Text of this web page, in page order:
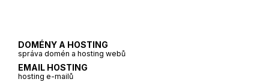
DOMÉNY A HOSTING
správa domén a hosting webů
EMAIL HOSTING
hosting e-mailů